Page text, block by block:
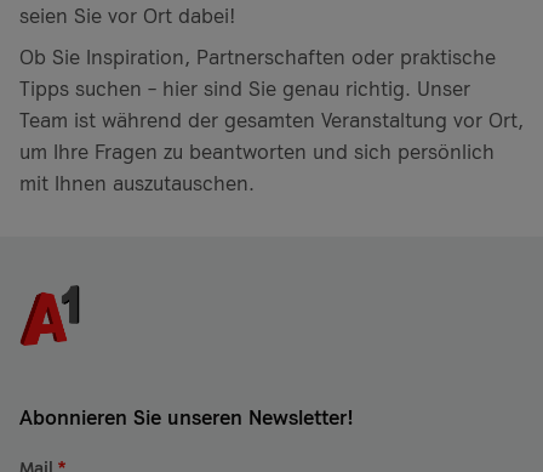
seien Sie vor Ort dabei!
Ob Sie Inspiration, Partnerschaften oder praktische
Tipps suchen – hier sind Sie genau richtig. Unser
Team ist während der gesamten Veranstaltung vor Ort,
um Ihre Fragen zu beantworten und sich persönlich
mit Ihnen auszutauschen.
Abonnieren Sie unseren Newsletter!
Mail *